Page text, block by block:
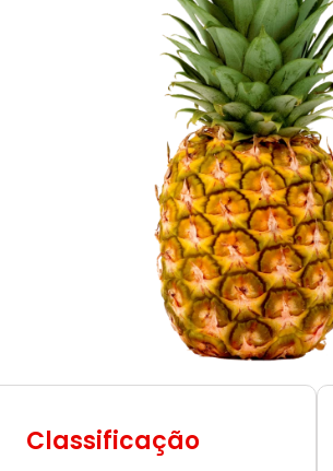
Classificação